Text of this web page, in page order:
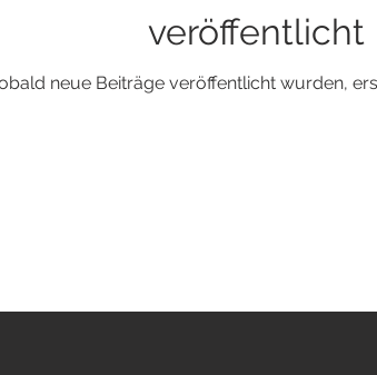
veröffentlicht
neue Beiträge veröffentlicht wurden,